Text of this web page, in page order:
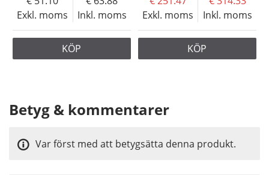
Exkl. moms
Inkl. moms
KÖP
Exkl. moms
Inkl. moms
KÖP
Betyg & kommentarer
Var först med att betygsätta denna produkt.